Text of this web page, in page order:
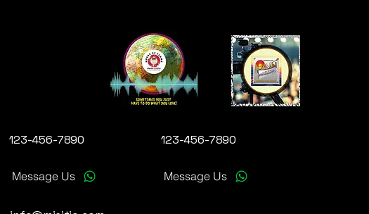
123-456-7890
Message Us
123-456-7890
Message Us